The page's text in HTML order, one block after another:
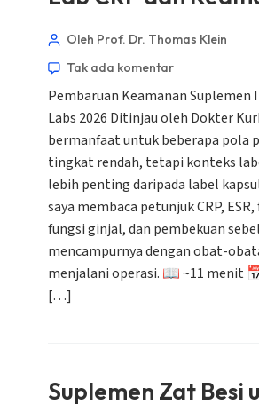
Oleh Prof. Dr. Thomas Klein
Tak ada komentar
Pembaruan Keamanan
Labs 2026 Ditinjau oleh Dokter
bermanfaat untuk beberapa pola
tingkat rendah, tetapi konteks
lebih penting daripada label
saya membaca petunjuk CRP,
fungsi ginjal, dan pembekuan
mencampurnya dengan obat-
menjalani operasi. 📖 ~11 menit
[…]
Suplemen Zat Besi